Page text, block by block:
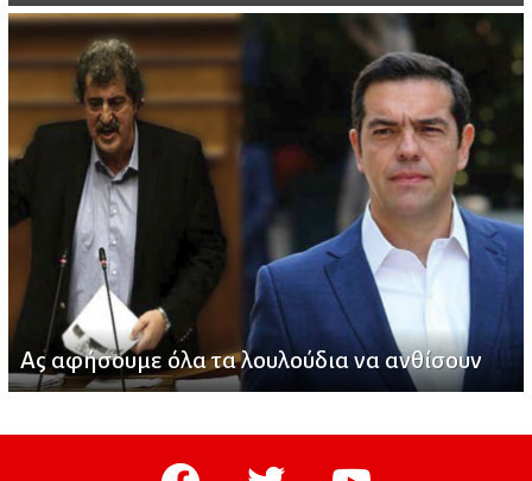
Ας αφήσουμε όλα τα λουλούδια να ανθίσουν
facebook twitter youtube